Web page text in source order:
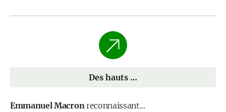
Des hauts …
Emmanuel Macronreconnaissant...